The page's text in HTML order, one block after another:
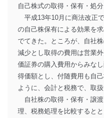
自己株式の取得・保有・処
平成13年10月に商法改正
の自己株保有による効果を
でてきた。ところが、自社
減少とし取得の費用は営業
価証券の購入費用からみな
得価額とし、付随費用も自
ように、会計と税務で、取
自社株の取得・保有・譲
理、税務処理を比較すると